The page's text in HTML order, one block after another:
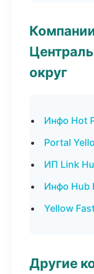
округ
Инфо Hot
Portal
ИП Link
Инфо Hub
Yellow
Другие